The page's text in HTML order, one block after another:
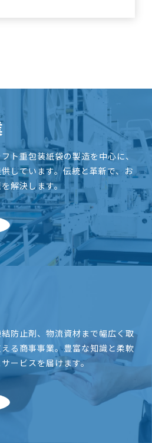
ト重包装紙袋の製造を中心に、
しています。伝統と革新で、お
解決します。
防止剤、物流資材まで幅広く取
る商事事業。豊富な知識と柔軟
ービスを届けます。